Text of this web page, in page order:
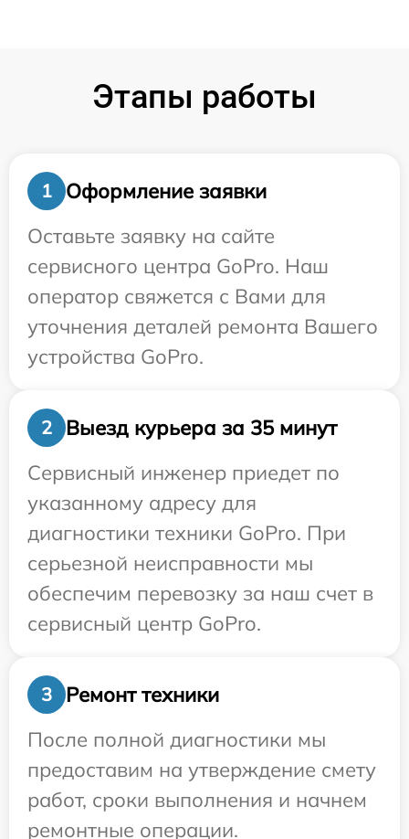
Этапы работы
1
Оформление заявки
Оставьте заявку на сайте
сервисного центра GoPro. Наш
оператор свяжется с Вами для
уточнения деталей ремонта Вашего
устройства GoPro.
2
Выезд курьера за 35 минут
Сервисный инженер приедет по
указанному адресу для
диагностики техники GoPro. При
серьезной неисправности мы
обеспечим перевозку за наш счет в
сервисный центр GoPro.
3
Ремонт техники
После полной диагностики мы
предоставим на утверждение смету
работ, сроки выполнения и начнем
ремонтные операции.